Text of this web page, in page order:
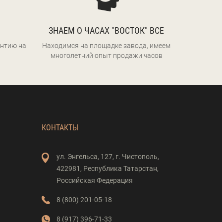
на
ЗНАЕМ О ЧАСАХ "ВОСТОК" ВСЕ
Находимся на площадке завода, имеем
многолетний опыт продажи часов
КОНТАКТЫ
ул. Энгельса, 127, г. Чистополь,
422981, Республика Татарстан,
Российская Федерация
8 (800) 201-05-18
8 (917) 396-71-33